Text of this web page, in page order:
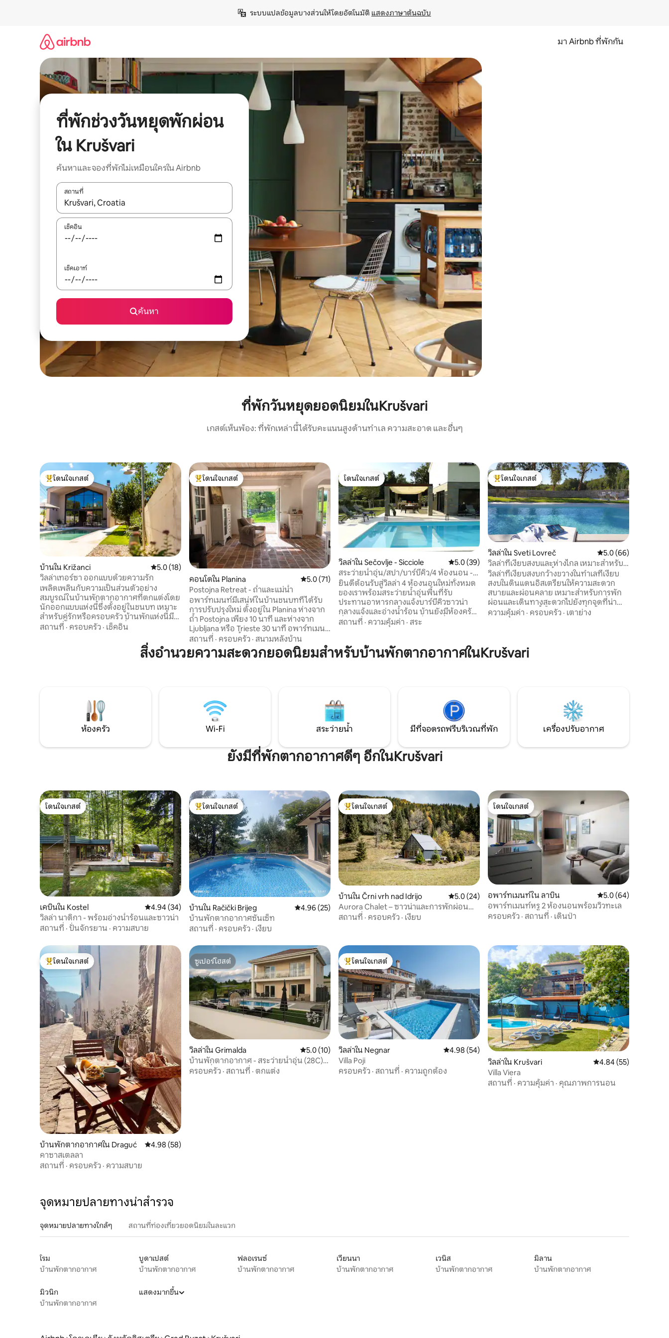
ระบบแปลข้อมูลบางส่วนให้โดยอัตโนมัติ แสดงภาษาต้นฉบับ
มา Airbnb ที่พักกัน
ที่พักช่วงวันหยุดพักผ่อน
ใน Krušvari
ค้นหาและจองที่พักไม่เหมือนใครใน Airbnb
สถานที่
ใช้ลูกศรขึ้นลง หรือใช้การสัมผัสหรือปัด เพื่อสำรวจผลการค้นหา
เช็คอิน
เช็คเอาท์
ค้นหา
ที่พักวันหยุดยอดนิยมในKrušvari
เกสต์เห็นพ้อง: ที่พักเหล่านี้ได้รับคะแนนสูงด้านทำเล ความสะอาด และอื่นๆ
โดนใจเกสต์ที่สุด
โดนใจเกสต์
บ้านใน Križanci คะแนนเฉลี่ย 5.0 จาก 5, 18 รีวิว
5.0 (18)
วิลล่าเทอร์ซา ออกแบบด้วยความรัก
เพลิดเพลินกับความเป็นส่วนตัวอย่าง
สมบูรณ์ในบ้านพักตากอากาศที่ตกแต่งโดย
นักออกแบบแห่งนี้ซึ่งตั้งอยู่ในชนบท เหมาะ
สำหรับคู่รักหรือครอบครัว บ้านพักแห่งนี้มี
ขนาด 109 ตร.ม. บนแปลงที่ดินขนาด 750
พร้อมห้องน้ำ 1 ห้อง ห้องนั่งเล่น 1 ห้อง ห้อง
ครัวที่มีอุปกรณ์ครบครัน และพื้นที่กลางแจ้ง
ตริอา จึงเป็นฐานที่ยอดเยี่ยมสำหรับการ
สำรวจคาบสมุทรทั้งหมด ที่จอดรถในร่ม 2
สถานที่ · ครอบครัว · เช็คอิน
โดนใจเกสต์ที่สุด
โดนใจเกสต์
คอนโดใน Planina คะแนนเฉลี่ย 5.0 จาก 5, 71 รีวิว
5.0 (71)
Postojna Retreat - ถ้ำและแม่น้ำ
อพาร์ทเมนท์มีเสน่ห์ในบ้านชนบทที่ได้รับ
การปรับปรุงใหม่ ตั้งอยู่ใน Planina ห่างจาก
ถ้ำ Postojna เพียง 10 นาที และห่างจาก
Ljubljana หรือ Trieste 30 นาที อพาร์ทเมนท์
กว้างขวางแห่งนี้มีเสน่ห์แบบชนบท มีลาน
ระเบียงและสวน เป็นสถานที่พักผ่อนที่เงียบ
สงบสำหรับผู้เข้าพักไม่เกิน 4 คน ล้อมรอบ
ลานระเบียง และวิวทิวทัศน์ที่น่าตื่นตาตื่นใจ
หรือผ่อนคลายในอ่างอาบน้ำขนาดใหญ่ ที่
เก็บจักรยานและที่จอดรถฟรี (RNO135551)
สถานที่ · ครอบครัว · สนามหลังบ้าน
โดนใจเกสต์
โดนใจเกสต์
วิลล่าใน Sečovlje - Sicciole คะแนนเฉลี่ย 5.0 จาก 5, 39 รีวิว
5.0 (39)
สระว่ายน้ำอุ่น/สปา/บาร์บีคิว/4 ห้องนอน -
วิลล่าโอลิเวตัม
ยินดีต้อนรับสู่วิลล่า 4 ห้องนอนใหม่ทั้งหมด
ของเราพร้อมสระว่ายน้ำอุ่นพื้นที่รับ
ประทานอาหารกลางแจ้งบาร์บีคิวซาวน่า
กลางแจ้งและอ่างน้ำร้อน บ้านยังมีห้องครัว
ที่มีอุปกรณ์ครบครันห้องนั่งเล่นที่อบอุ่นและ
หรูหราของเราตั้งอยู่ในพื้นที่ที่เงียบสงบและ
สวยงามมีพื้นที่กว่า 2,000 ตารางเมตรจึง
สถานที่ · ความคุ้มค่า · สระ
โดนใจเกสต์ที่สุด
โดนใจเกสต์
วิลล่าใน Sveti Lovreč คะแนนเฉลี่ย 5.0 จาก
5.0 (66)
วิลล่าที่เงียบสงบและห่างไกล เหมาะสำหรับ
ครอบครัวและสัตว์เลี้ยง
วิลล่าที่เงียบสงบกว้างขวางในทำเลที่เงียบ
สงบในดินแดนอิสเตรียนให้ความสะดวก
สบายและผ่อนคลาย เหมาะสำหรับการพัก
ผ่อนและเดินทางสะดวกไปยังทุกจุดที่น่า
สนใจ วิลล่าแห่งนี้ตั้งอยู่ในบริเวณที่เงียบสงบ
มากให้ความเป็นส่วนตัวสถานที่สงบและ
ตลอดทั้งวันคือวันเสาร์และสำหรับการเข้า
พักนานกว่า 7 คืนโปรดส่งข้อซักถาม เดือน
ความคุ้มค่า · ครอบครัว · เตาย่าง
สิ่งอำนวยความสะดวกยอดนิยมสำหรับบ้านพักตากอากาศในKrušvari
ห้องครัว Wi-Fi สระว่ายน้ำ มีที่จอดรถฟรีบริเวณที่พัก เครื่องปรับอากาศ
ยังมีที่พักตากอากาศดีๆ อีกในKrušvari
โดนใจเกสต์
โดนใจเกสต์
เคบินใน Kostel คะแนนเฉลี่ย 4.94 จาก 5, 34 รีวิว
4.94 (34)
วิลล่า นาดิกา - พร้อมอ่างน้ำร้อนและซาวน่า
สถานที่ · ปั่นจักรยาน · ความสบาย
โดนใจเกสต์ที่สุด
โดนใจเกสต์
บ้านใน Račički Brijeg คะแนนเฉลี่ย 4.96 จาก 5, 25 รีวิว
4.96 (25)
บ้านพักตากอากาศซันเซ็ท
สถานที่ · ครอบครัว · เงียบ
โดนใจเกสต์ที่สุด
โดนใจเกสต์
บ้านใน Črni vrh nad Idrijo คะแนนเฉลี่ย 5.0 จาก 5, 24 รีวิว
5.0 (24)
Aurora Chalet – ซาวน่าและการพักผ่อน
ท่ามกลางธรรมชาติใกล้อิดริยา
สถานที่ · ครอบครัว · เงียบ
โดนใจเกสต์
โดนใจเกสต์
อพาร์ทเมนท์ใน ลาบิน คะแนนเฉลี่ย 5.0 จาก
5.0 (64)
อพาร์ทเมนท์หรู 2 ห้องนอนพร้อมวิวทะเล
ครอบครัว · สถานที่ · เดินป่า
โดนใจเกสต์ที่สุด
โดนใจเกสต์
บ้านพักตากอากาศใน Draguć คะแนนเฉลี่ย 4.98 จาก 5, 58 รีวิว
4.98 (58)
คาซาสเตลลา
สถานที่ · ครอบครัว · ความสบาย
ซูเปอร์โฮสต์
ซูเปอร์โฮสต์
วิลล่าใน Grimalda คะแนนเฉลี่ย 5.0 จาก 5, 10 รีวิว
5.0 (10)
บ้านพักตากอากาศ - สระว่ายน้ำอุ่น (28C)
จากุซซี่ และซาวน่า
ครอบครัว · สถานที่ · ตกแต่ง
โดนใจเกสต์ที่สุด
โดนใจเกสต์
วิลล่าใน Negnar คะแนนเฉลี่ย 4.98 จาก 5, 54 รีวิว
4.98 (54)
Villa Poji
ครอบครัว · สถานที่ · ความถูกต้อง
วิลล่าใน Krušvari คะแนนเฉลี่ย 4.84 จาก
4.84 (55)
Villa Viera
สถานที่ · ความคุ้มค่า · คุณภาพการนอน
จุดหมายปลายทางน่าสำรวจ
จุดหมายปลายทางใกล้ๆ สถานที่ท่องเที่ยวยอดนิยมในละแวก
โรม
บ้านพักตากอากาศ
บูดาเปสต์
บ้านพักตากอากาศ
ฟลอเรนซ์
บ้านพักตากอากาศ
เวียนนา
บ้านพักตากอากาศ
เวนิส
บ้านพักตากอากาศ
มิลาน
บ้านพักตากอากาศ
มิวนิก
บ้านพักตากอากาศ
แสดงมากขึ้น